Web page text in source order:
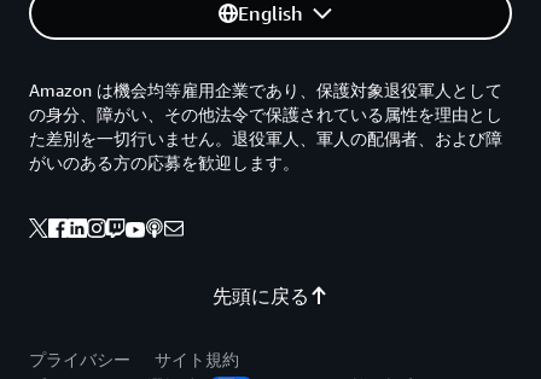
English
先頭に戻る
Amazon は機会均等雇用企業であり、保護対象退役軍人として
の身分、障がい、その他法令で保護されている属性を理由とし
た差別を一切行いません。退役軍人、軍人の配偶者、および障
がいのある方の応募を歓迎します。
プライバシー
サイト規約